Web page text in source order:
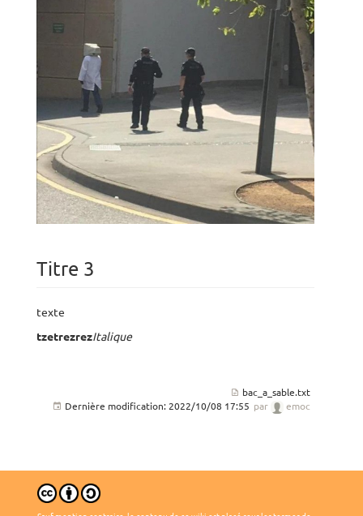
Titre 3
texte
tzetrezrezItalique
bac_a_sable.txt
Dernière modification: 2022/10/08 17:55 par emoc